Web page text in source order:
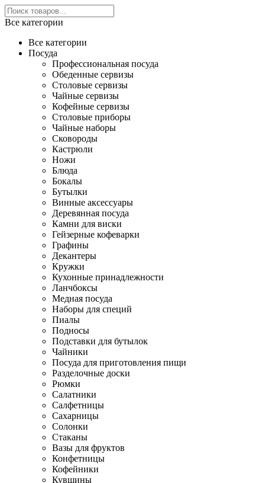
Все категории
Все категории
Посуда
Профессиональная посуда
Обеденные сервизы
Столовые сервизы
Чайные сервизы
Кофейные сервизы
Столовые приборы
Чайные наборы
Сковороды
Кастрюли
Ножи
Блюда
Бокалы
Бутылки
Винные аксессуары
Деревянная посуда
Камни для виски
Гейзерные кофеварки
Графины
Декантеры
Кружки
Кухонные принадлежности
Ланчбоксы
Медная посуда
Наборы для специй
Пиалы
Подносы
Подставки для бутылок
Чайники
Посуда для приготовления пищи
Разделочные доски
Рюмки
Салатники
Салфетницы
Сахарницы
Солонки
Стаканы
Вазы для фруктов
Конфетницы
Кофейники
Кувшины